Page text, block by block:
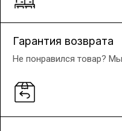
Гарантия возврата
Не понравился товар?